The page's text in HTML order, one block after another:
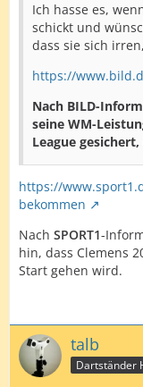
Ich hasse es,
schickt und
dass sie sich
https://
Nach BILD-
seine WM-
League
https://
bekommen
Nach SPORT1-
hin, dass Clemens
Start gehen wird.
talb
Dartständer